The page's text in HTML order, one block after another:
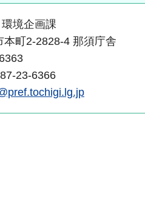
境企画課
町2-2828-4 那須庁舎
23-6366